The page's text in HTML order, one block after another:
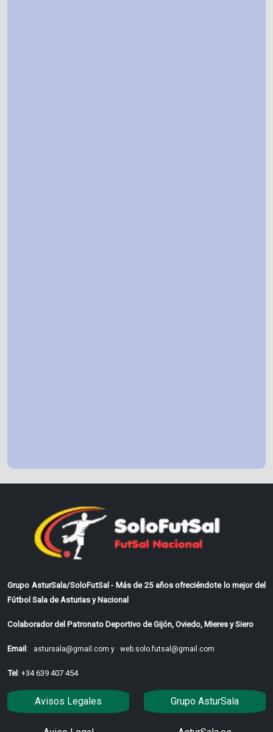
Grupo AsturSala/SoloFutSal - Más de 25 años ofreciéndote lo mejor del
Fútbol Sala de Asturias y Nacional
Colaborador del Patronato Deportivo de Gijón, Oviedo, Mieres y Siero
Email: astursala@gmail.com y web.solo.futsal@gmail.com
Tel: +34 639 407 454
Avisos Legales Grupo AsturSala